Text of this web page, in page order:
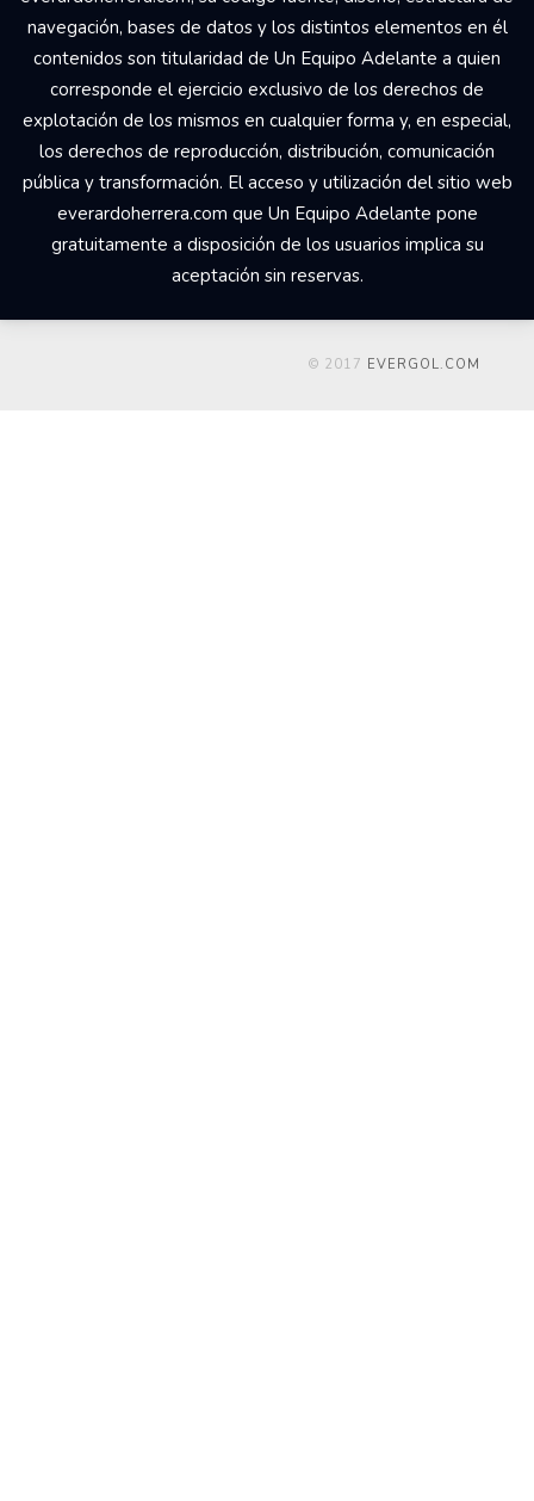
navegación, bases de datos y los distintos elementos en él
contenidos son titularidad de Un Equipo Adelante a quien
corresponde el ejercicio exclusivo de los derechos de
explotación de los mismos en cualquier forma y, en especial,
los derechos de reproducción, distribución, comunicación
pública y transformación. El acceso y utilización del sitio web
everardoherrera.com que Un Equipo Adelante pone
gratuitamente a disposición de los usuarios implica su
aceptación sin reservas.
© 2017 EVERGOL.COM